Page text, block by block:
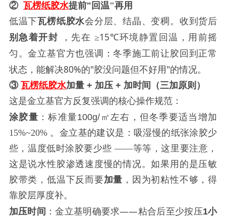
② 瓦楞纸胶水提前" 回温"再用
低温下瓦楞纸胶水会分层、结晶、变稠。收到货后
别急着开封
，先在 ≥15℃环境静置回温，用前摇
匀。金立基官方也强调：冬季施工前让胶回到正常
状态，能解决80%的"胶没问题但不好用"的情况。
③ 瓦楞纸胶水加量+ 加压+ 加时间（三加原则）
这是金立基官方反复强调的核心操作规范：
涂胶量 ：标准量100g/ ㎡左右，但冬季要适当增加
15%~20% 。金立基的建议是：吸湿慢的纸张涂胶少
些，温度低时涂胶要少些 ——等等，这里要注意，
这是说水性胶渗透速度慢的情况。如果用的是压敏
胶带类，低温下反而要加量 ，因为初粘性不够，得
靠胶层厚度补。
加压时间 ：金立基明确要求——粘合后至少按压1小